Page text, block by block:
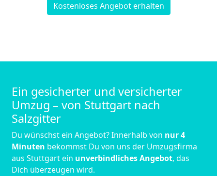
Kostenloses Angebot erhalten
Ein gesicherter und versicherter
Umzug – von Stuttgart nach
Salzgitter
Du wünschst ein Angebot? Innerhalb von nur 4
Minuten bekommst Du von uns der Umzugsfirma
aus Stuttgart ein unverbindliches Angebot, das
Dich überzeugen wird.